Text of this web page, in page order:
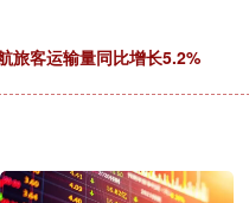
旅客运输量同比增长5.2%